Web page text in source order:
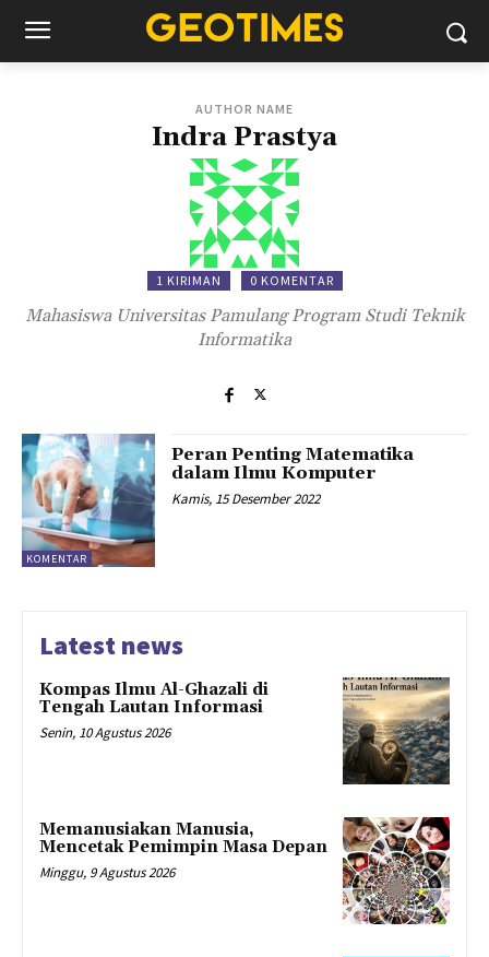
AUTHOR NAME
Indra Prastya
1 KIRIMAN 0 KOMENTAR
Mahasiswa Universitas Pamulang Program Studi Teknik
Informatika
KOMENTAR
Peran Penting Matematika
dalam Ilmu Komputer
Kamis, 15 Desember 2022
Latest news
Kompas Ilmu Al-Ghazali di
Tengah Lautan Informasi
Senin, 10 Agustus 2026
Memanusiakan Manusia,
Mencetak Pemimpin Masa Depan
Minggu, 9 Agustus 2026